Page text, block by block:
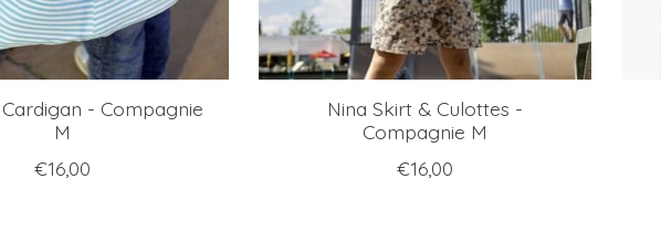
- Compagnie
M
€16,00
Nina Skirt & Culottes -
Compagnie M
€16,00